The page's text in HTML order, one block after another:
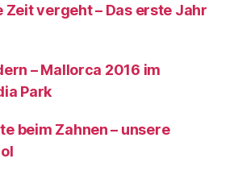
Zeit vergeht – Das erste Jahr
– Mallorca 2016 im
Park
beim Zahnen – unsere